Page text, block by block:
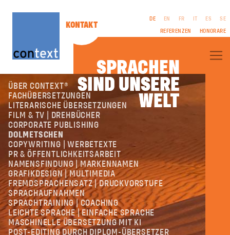
SPRACHEN
SIND UNSERE
WELT
SIND UNSERE
WELT
DE EN FR IT ES
SE
REFERENZEN
HONORARE
ÜBER CONTEXT®
FACHÜBERSETZUNGEN
LITERARISCHE ÜBERSETZUNGEN
FILM & TV | DREHBÜCHER
CORPORATE PUBLISHING
DOLMETSCHEN
COPYWRITING | WERBETEXTE
PR & ÖFFENTLICHKEITSARBEIT
NAMENSFINDUNG | MARKENNAMEN
GRAFIKDESIGN | MULTIMEDIA
FREMDSPRACHENSATZ | DRUCKVORSTUFE
SPRACHAUFNAHMEN
SPRACHTRAINING | COACHING
LEICHTE SPRACHE | EINFACHE SPRACHE
MASCHINELLE ÜBERSETZUNG MIT KI
POST-EDITING DURCH DIPLOM-ÜBERSETZER
IMPRESSUM
AGB
DATENSCHUTZ
GENDER-
HINWEIS
KONTAKT